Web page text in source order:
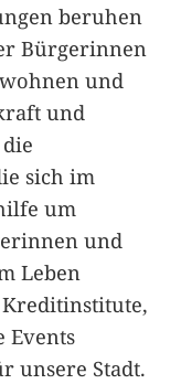
beruhen
Bürgerinnen
und
und
sich im
um
und
Leben
unsere Stadt.